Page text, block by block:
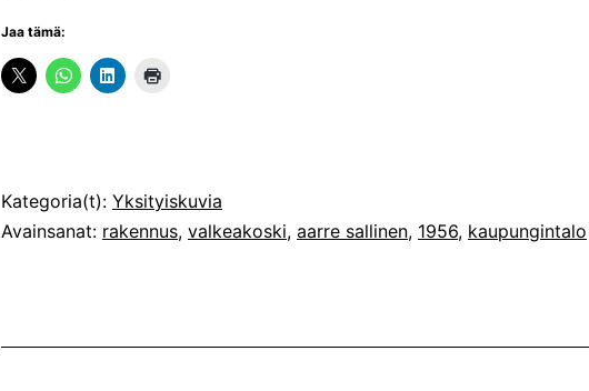
Jaa tämä:
Julkaistu
Kategoria(t): Yksityiskuvia
Avainsanat: rakennus, valkeakoski, aarre sallinen, 1956, kaupungintalo